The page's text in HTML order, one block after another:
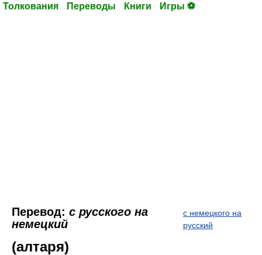
Толкования Переводы Книги Игры ⚽
Перевод: с русского на
немецкий
с немецкого на
русский
(алтаря)